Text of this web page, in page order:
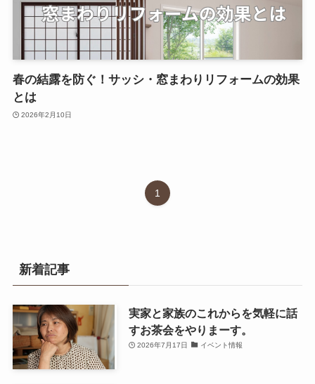
春の結露を防ぐ！サッシ・窓まわりリフォームの効果
とは
2026年2月10日
1
新着記事
実家と家族のこれからを気軽に話
すお茶会をやりまーす。
2026年7月17日 イベント情報